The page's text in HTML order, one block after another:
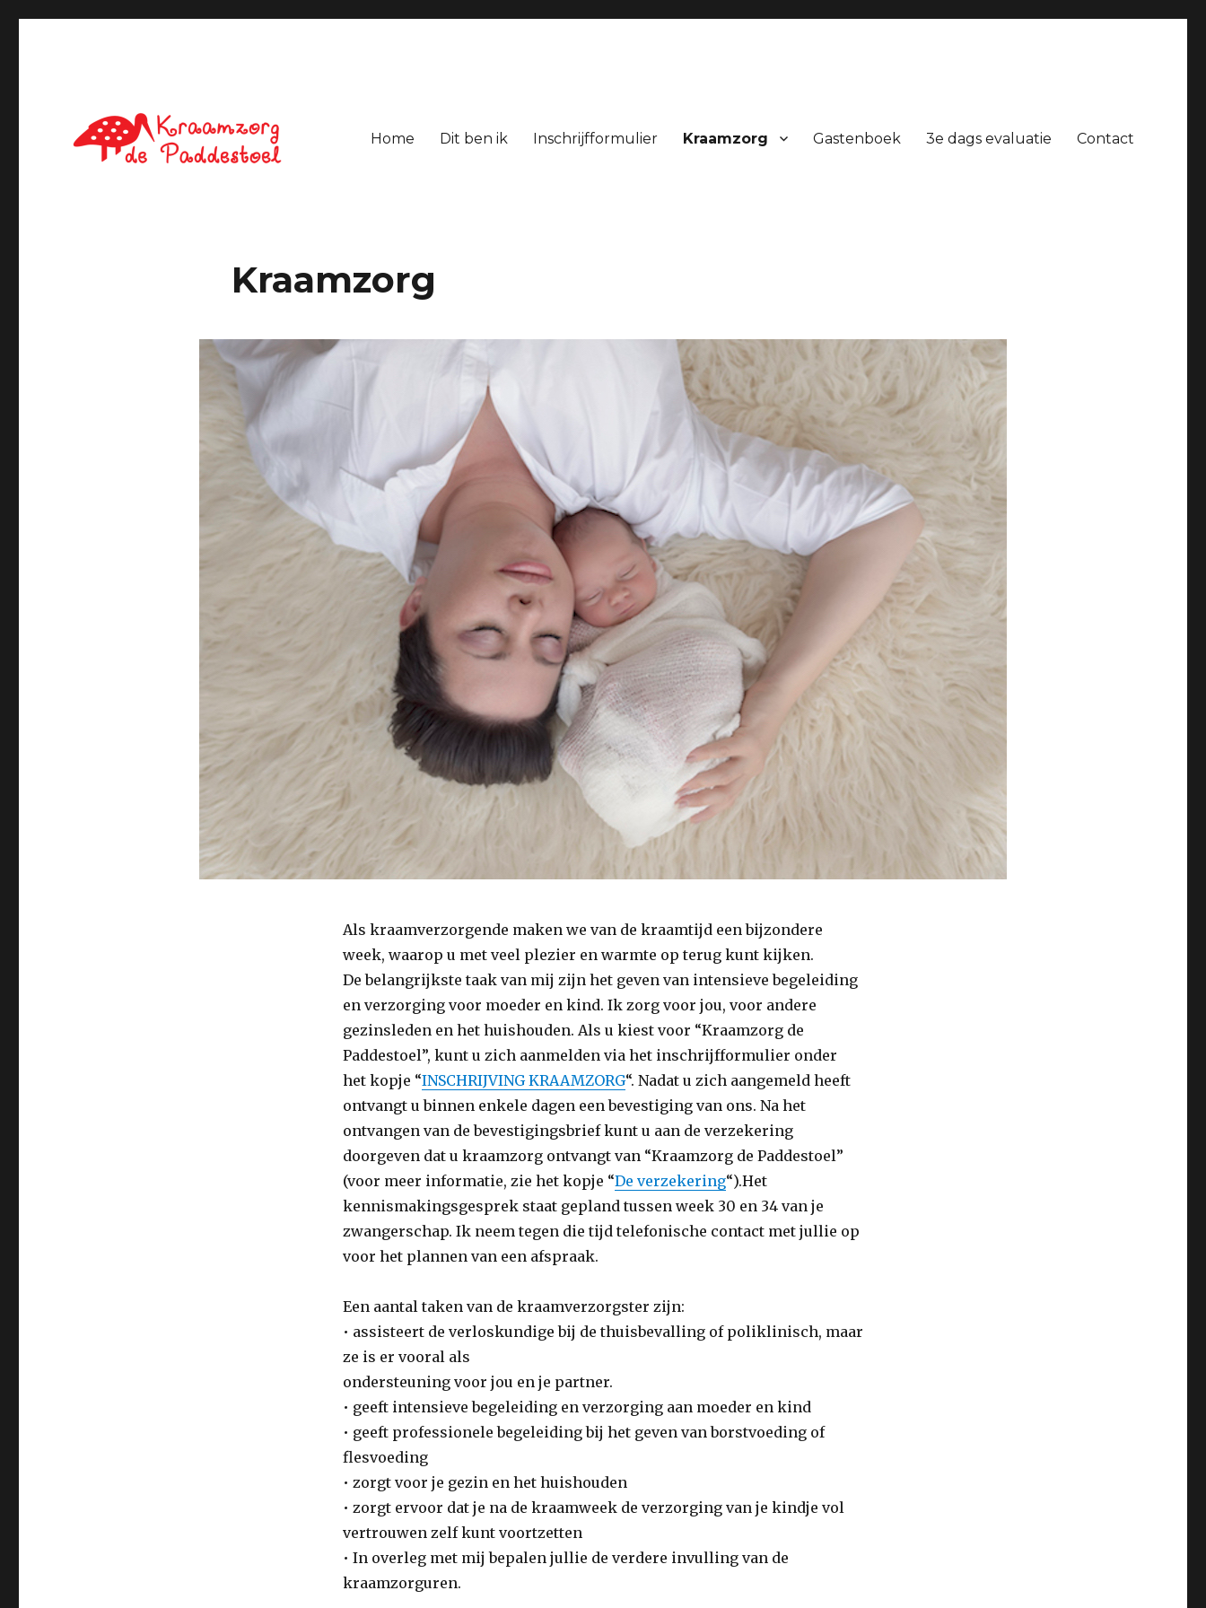
Home Dit ben ik Inschrijfformulier Kraamzorg Gastenboek 3e dags evaluatie Contact
Kraamzorg
Als kraamverzorgende maken we van de kraamtijd een bijzondere
week, waarop u met veel plezier en warmte op terug kunt kijken.
De belangrijkste taak van mij zijn het geven van intensieve begeleiding
en verzorging voor moeder en kind. Ik zorg voor jou, voor andere
gezinsleden en het huishouden. Als u kiest voor “Kraamzorg de
Paddestoel”, kunt u zich aanmelden via het inschrijfformulier onder
het kopje “INSCHRIJVING KRAAMZORG“. Nadat u zich aangemeld heeft
ontvangt u binnen enkele dagen een bevestiging van ons. Na het
ontvangen van de bevestigingsbrief kunt u aan de verzekering
doorgeven dat u kraamzorg ontvangt van “Kraamzorg de Paddestoel”
(voor meer informatie, zie het kopje “De verzekering“).Het
kennismakingsgesprek staat gepland tussen week 30 en 34 van je
zwangerschap. Ik neem tegen die tijd telefonische contact met jullie op
voor het plannen van een afspraak.
Een aantal taken van de kraamverzorgster zijn:
• assisteert de verloskundige bij de thuisbevalling of poliklinisch, maar
ze is er vooral als
ondersteuning voor jou en je partner.
• geeft intensieve begeleiding en verzorging aan moeder en kind
• geeft professionele begeleiding bij het geven van borstvoeding of
flesvoeding
• zorgt voor je gezin en het huishouden
• zorgt ervoor dat je na de kraamweek de verzorging van je kindje vol
vertrouwen zelf kunt voortzetten
• In overleg met mij bepalen jullie de verdere invulling van de
kraamzorguren.